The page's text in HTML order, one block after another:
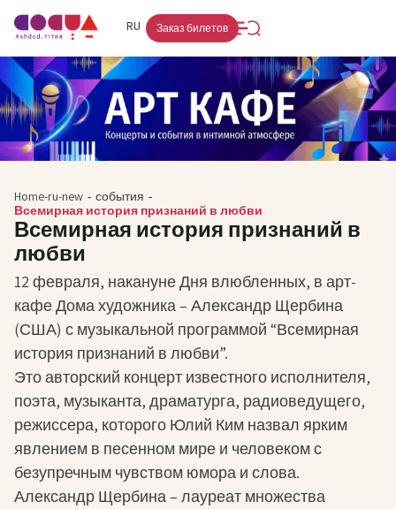
RU
HE
Заказ билетов
Home-ru-new - события -
Всемирная история признаний в любви
Всемирная история признаний в
любви
12 февраля, накануне Дня влюбленных, в арт-
кафе Дома художника – Александр Щербина
(США) с музыкальной программой “Всемирная
история признаний в любви”.
Это авторский концерт известного исполнителя,
поэта, музыканта, драматурга, радиоведущего,
режиссера, которого Юлий Ким назвал ярким
явлением в песенном мире и человеком с
безупречным чувством юмора и слова.
Александр Щербина – лауреат множества